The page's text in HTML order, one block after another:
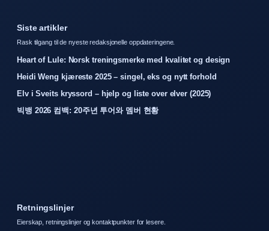
Siste artikler
Rask tilgang til de nyeste redaksjonelle oppdateringene.
Heart of Lule: Norsk treningsmerke med kvalitet og design
Heidi Weng kjæreste 2025 – singel, eks og nytt forhold
Elv i Sveits kryssord – hjelp og liste over elver (2025)
빅뱅 2026 컴백: 20주년 투어와 멤버 현황
Retningslinjer
Eierskap, retningslinjer og kontaktpunkter for lesere.